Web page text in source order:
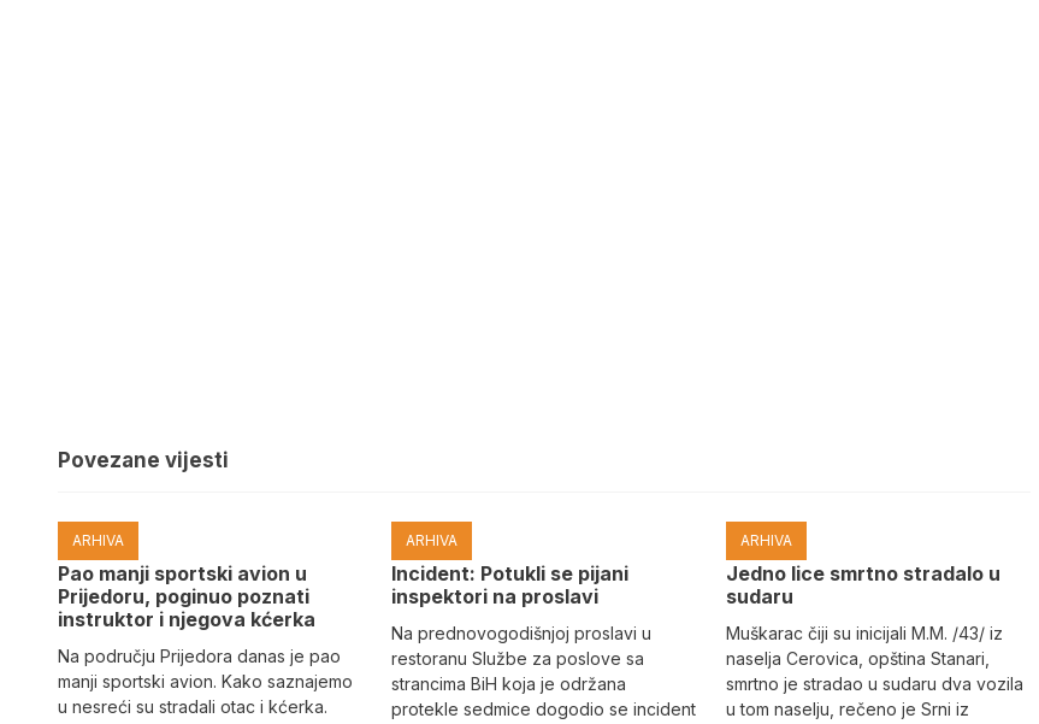
Povezane vijesti
ARHIVA
Pao manji sportski avion u
Prijedoru, poginuo poznati
instruktor i njegova kćerka
Na području Prijedora danas je pao
manji sportski avion. Kako saznajemo
u nesreći su stradali otac i kćerka.
ARHIVA
Incident: Potukli se pijani
inspektori na proslavi
Na prednovogodišnjoj proslavi u
restoranu Službe za poslove sa
strancima BiH koja je održana
protekle sedmice dogodio se incident
ARHIVA
Јedno lice smrtno stradalo u
sudaru
Muškarac čiji su inicijali M.M. /43/ iz
naselja Cerovica, opština Stanari,
smrtno je stradao u sudaru dva vozila
u tom naselju, rečeno je Srni iz